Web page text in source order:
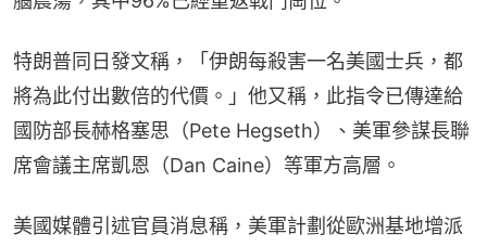
特朗普同日發文稱，「伊朗每殺害一名美國士兵，都
將為此付出數倍的代價。」他又稱，此指令已傳達給
國防部長赫格塞思（Pete Hegseth）、美軍參謀長聯
席會議主席凱恩（Dan Caine）等軍方高層。
美國媒體引述官員消息稱，美軍計劃從歐洲基地增派